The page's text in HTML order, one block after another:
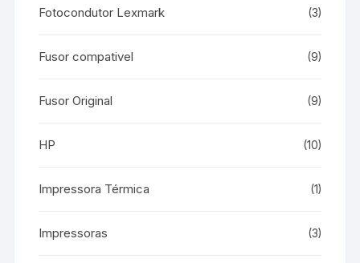
Fotocondutor Lexmark (3)
Fusor compativel (9)
Fusor Original (9)
HP (10)
Impressora Térmica (1)
Impressoras (3)